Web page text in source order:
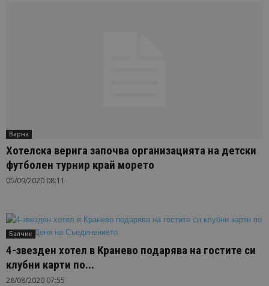
Варна
Хотелска верига започва организацията на детски
футболен турнир край морето
05/09/2020 08:11
Балчик
4-звезден хотел в Кранево подарява на гостите си
клубни карти по...
28/08/2020 07:55